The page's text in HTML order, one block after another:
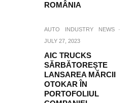
ROMÂNIA
AUTO INDUSTRY NEWS
·
JULY 27, 2023
AIC TRUCKS
SĂRBĂTOREȘTE
LANSAREA MĂRCII
OTOKAR ÎN
PORTOFOLIUL